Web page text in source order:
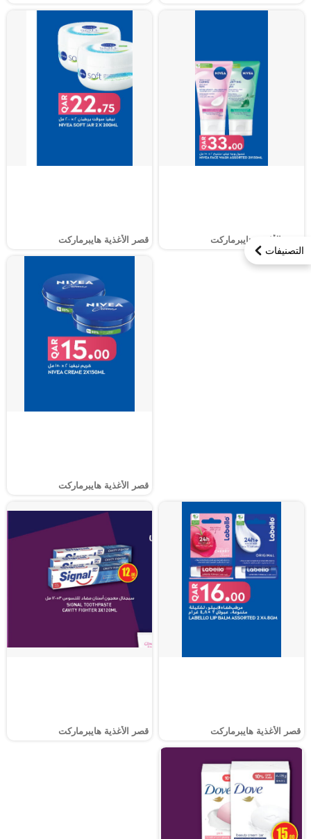
التصنيفات
قصر الأغذية هايبرماركت قصر الأغذية هايبرماركت
قصر الأغذية هايبرماركت
قصر الأغذية هايبرماركت قصر الأغذية هايبرماركت